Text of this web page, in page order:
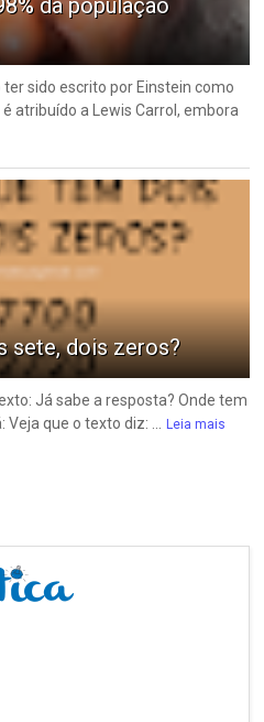
da população
sido escrito por Einstein como
atribuído a Lewis Carrol, embora
sete, dois zeros?
Já sabe a resposta? Onde tem
que o texto diz: ...
Leia mais